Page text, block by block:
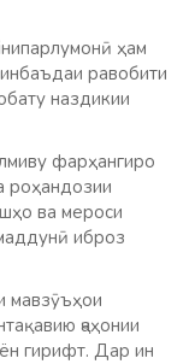
ҳам
равобити
наздикии
фарҳангиро
роҳандозии
ва мероси
иброз
мавзӯъҳои
ҷаҳонии
гирифт. Дар ин